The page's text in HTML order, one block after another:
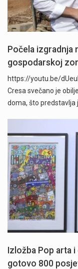
Počela izgradnja
gospodarskoj
https://youtu.be/
Cresa svečano je
doma, što predstavlja
Izložba Pop arta
gotovo 800